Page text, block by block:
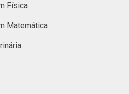
Física
Matemática